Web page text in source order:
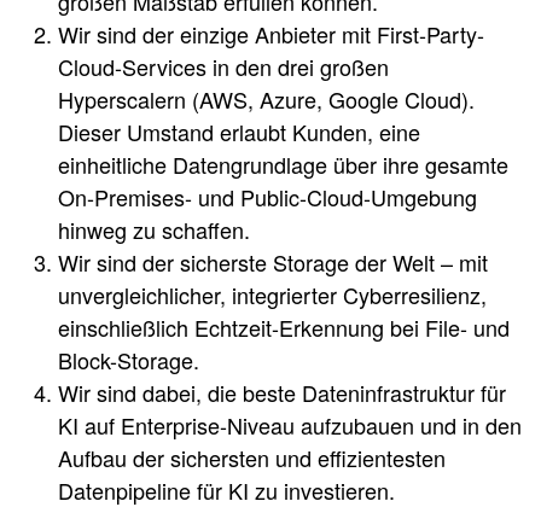
Wir sind der einzige Anbieter mit First-Party-
Cloud-Services in den drei großen
Hyperscalern (AWS, Azure, Google Cloud).
Dieser Umstand erlaubt Kunden, eine
einheitliche Datengrundlage über ihre gesamte
On-Premises- und Public-Cloud-Umgebung
hinweg zu schaffen.
Wir sind der sicherste Storage der Welt – mit
unvergleichlicher, integrierter Cyberresilienz,
einschließlich Echtzeit-Erkennung bei File- und
Block-Storage.
Wir sind dabei, die beste Dateninfrastruktur für
KI auf Enterprise-Niveau aufzubauen und in den
Aufbau der sichersten und effizientesten
Datenpipeline für KI zu investieren.